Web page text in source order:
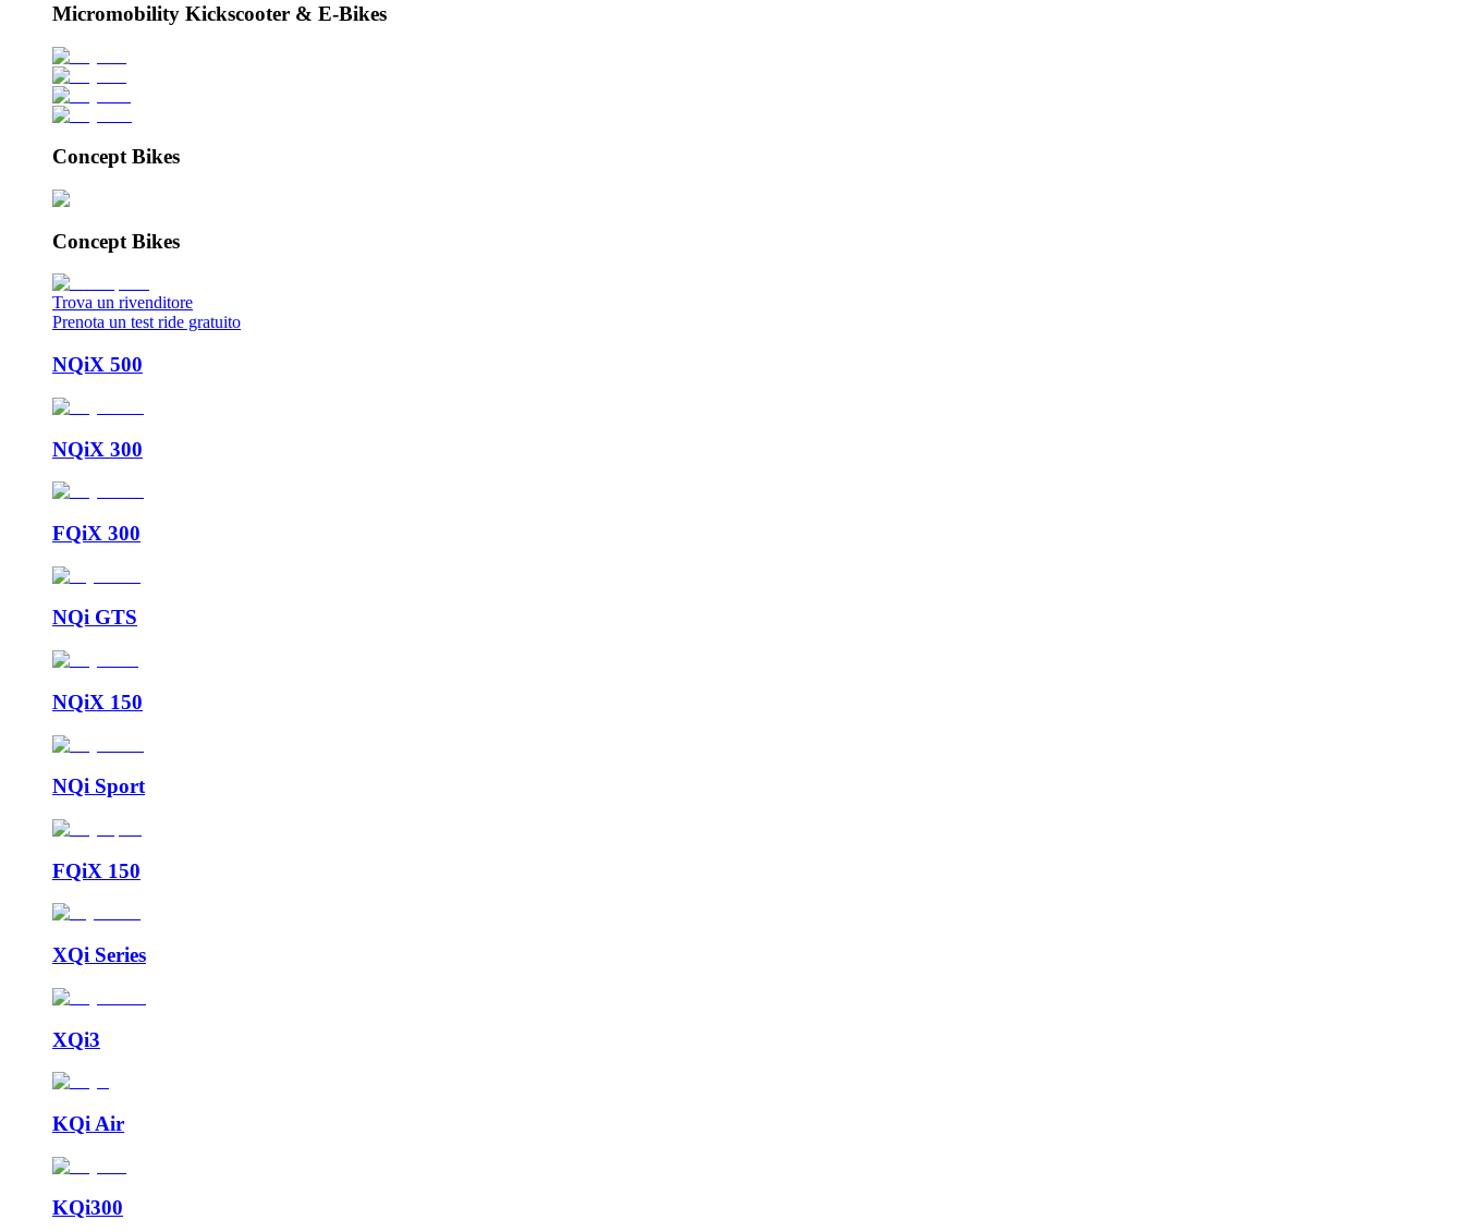
Micromobility Kickscooter & E-Bikes
Concept Bikes
Concept Bikes
Trova un rivenditore
Prenota un test ride gratuito
NQiX 500
NQiX 300
FQiX 300
NQi GTS
NQiX 150
NQi Sport
FQiX 150
XQi Series
XQi3
KQi Air
KQi300